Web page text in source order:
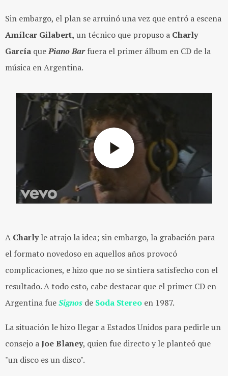
Sin embargo, el plan se arruinó una vez que entró a escena
Amílcar Gilabert, un técnico que propuso a Charly
García quePiano Bar fuera el primer álbum en CD de la
música en Argentina.
A Charlyle atrajo la idea; sin embargo, la grabación para
el formato novedoso en aquellos años provocó
complicaciones, e hizo que no se sintiera satisfecho con el
resultado. A todo esto, cabe destacar que el primer CD en
Argentina fueSignos de Soda Stereo en 1987.
La situación le hizo llegar a Estados Unidos para pedirle un
consejo aJoe Blaney, quien fue directo y le planteó que
"un disco es un disco".